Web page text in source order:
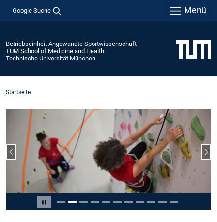
Google Suche Menü
Betriebseinheit Angewandte Sportwissenschaft
TUM School of Medicine and Health
Technische Universität München
Startseite
Carousel pausieren
Vorheriger Slide
Slide 2 von 11